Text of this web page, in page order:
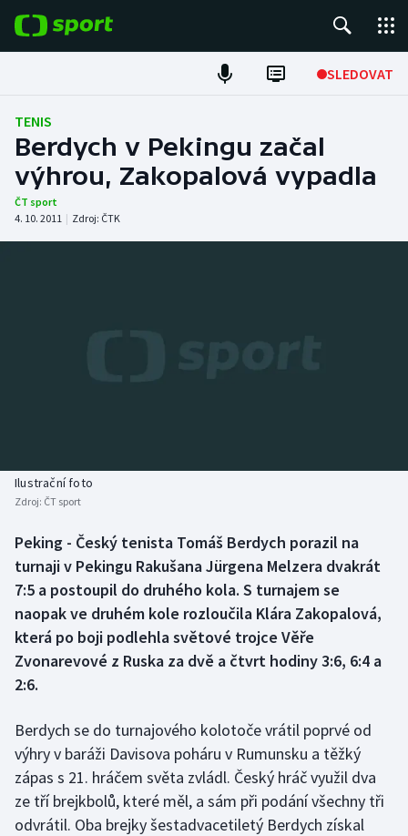
SLEDOVAT
Fotbal
Hokej
Tenis
Atletika
Biatlon
Boby a skeleton
Box
Curling
Dostihy
Florbal
Futsal
Golf
Aplikace ČT sport
AZ kvíz
TENIS
Berdych v Pekingu začal
výhrou, Zakopalová vypadla
ČT sport
4. 10. 2011 | Zdroj: ČTK
Ilustrační foto
Zdroj: ČT sport
Peking - Český tenista Tomáš Berdych porazil na
turnaji v Pekingu Rakušana Jürgena Melzera dvakrát
7:5 a postoupil do druhého kola. S turnajem se
naopak ve druhém kole rozloučila Klára Zakopalová,
která po boji podlehla světové trojce Věře
Zvonarevové z Ruska za dvě a čtvrt hodiny 3:6, 6:4 a
2:6.
Berdych se do turnajového kolotoče vrátil poprvé od
výhry v baráži Davisova poháru v Rumunsku a těžký
zápas s 21. hráčem světa zvládl. Český hráč využil dva
ze tří brejkbolů, které měl, a sám při podání všechny tři
odvrátil. Oba brejky šestadvacetiletý Berdych získal